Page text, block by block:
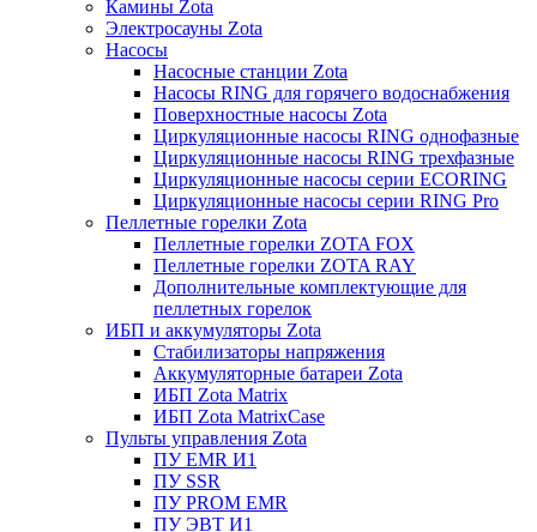
Камины Zota
Электросауны Zota
Насосы
Насосные станции Zota
Насосы RING для горячего водоснабжения
Поверхностные насосы Zota
Циркуляционные насосы RING однофазные
Циркуляционные насосы RING трехфазные
Циркуляционные насосы серии ECORING
Циркуляционные насосы серии RING Pro
Пеллетные горелки Zota
Пеллетные горелки ZOTA FOX
Пеллетные горелки ZOTA RAY
Дополнительные комплектующие для
пеллетных горелок
ИБП и аккумуляторы Zota
Стабилизаторы напряжения
Аккумуляторные батареи Zota
ИБП Zota Matrix
ИБП Zota MatrixCase
Пульты управления Zota
ПУ EMR И1
ПУ SSR
ПУ PROM EMR
ПУ ЭВТ И1